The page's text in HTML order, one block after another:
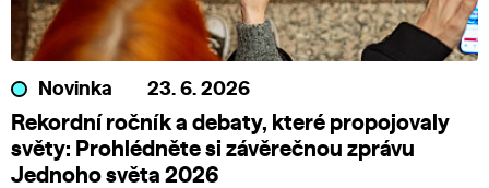
Novinka 23. 6. 2026
Rekordní ročník a debaty, které propojovaly
světy: Prohlédněte si závěrečnou zprávu
Jednoho světa 2026